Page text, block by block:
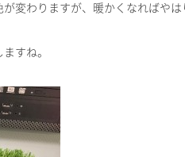
変わりますが、暖かくなればや
すね。